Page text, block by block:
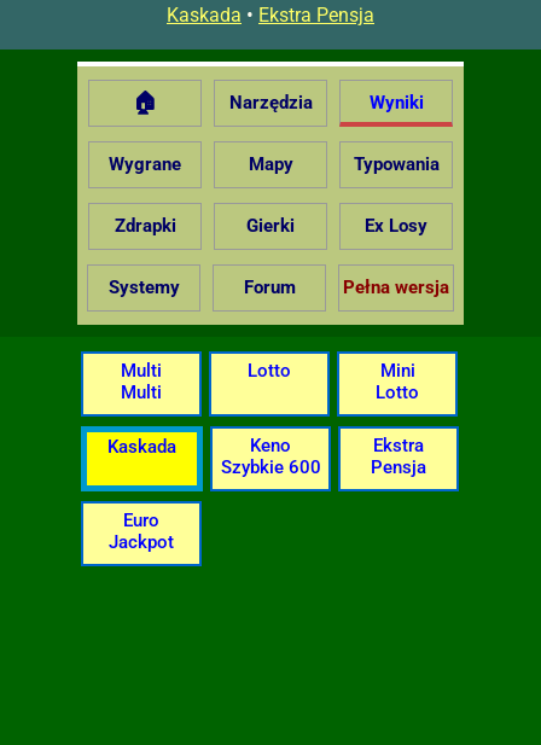
Kaskada • Ekstra Pensja
🏠 Narzędzia Wyniki
Wygrane Mapy Typowania
Zdrapki Gierki Ex Losy
Systemy Forum Pełna wersja
Multi
Multi
Lotto
Mini
Lotto
Kaskada
Keno
Szybkie 600
Ekstra
Pensja
Euro
Jackpot